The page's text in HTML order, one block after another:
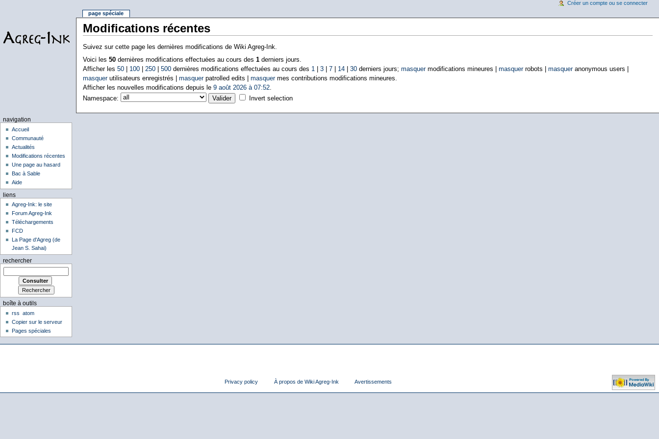
Modifications récentes
Suivez sur cette page les dernières modifications de Wiki Agreg-Ink.
Voici les 50dernières modifications effectuées au cours des 1derniers jours.
Afficher les 50| 100| 250| 500dernières modifications effectuées au cours des 1 3| 7| 14| 30derniers jours; masquermodifications mineures | masquerrobots | masqueranonymous users |
masquerutilisateurs enregistrés | masquerpatrolled edits | masquermes contributions modifications mineures.
Afficher les nouvelles modifications depuis le 9 août 2026 à 07:52.
Namespace:
Invert selection
page spéciale
Créer un compte ou se connecter
navigation
Accueil
Communauté
Actualités
Modifications récentes
Une page au hasard
Bac à Sable
Aide
liens
Agreg-Ink: le site
Forum Agreg-Ink
Téléchargements
FCD
La Page d'Agreg (de
Jean S. Sahai)
rechercher
boîte à outils
rss
atom
Copier sur le serveur
Pages spéciales
Privacy policy À propos de Wiki Agreg-Ink Avertissements